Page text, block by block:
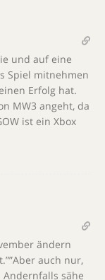
und auf eine
Spiel mitnehmen
Erfolg hat.
MW3 angeht, da
ist ein Xbox
ändern
auch nur,
sähe